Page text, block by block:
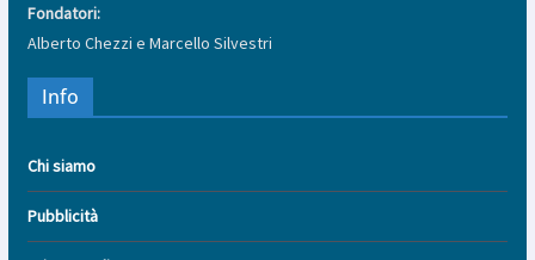
Fondatori:
Alberto Chezzi e Marcello Silvestri
Info
Chi siamo
Pubblicità